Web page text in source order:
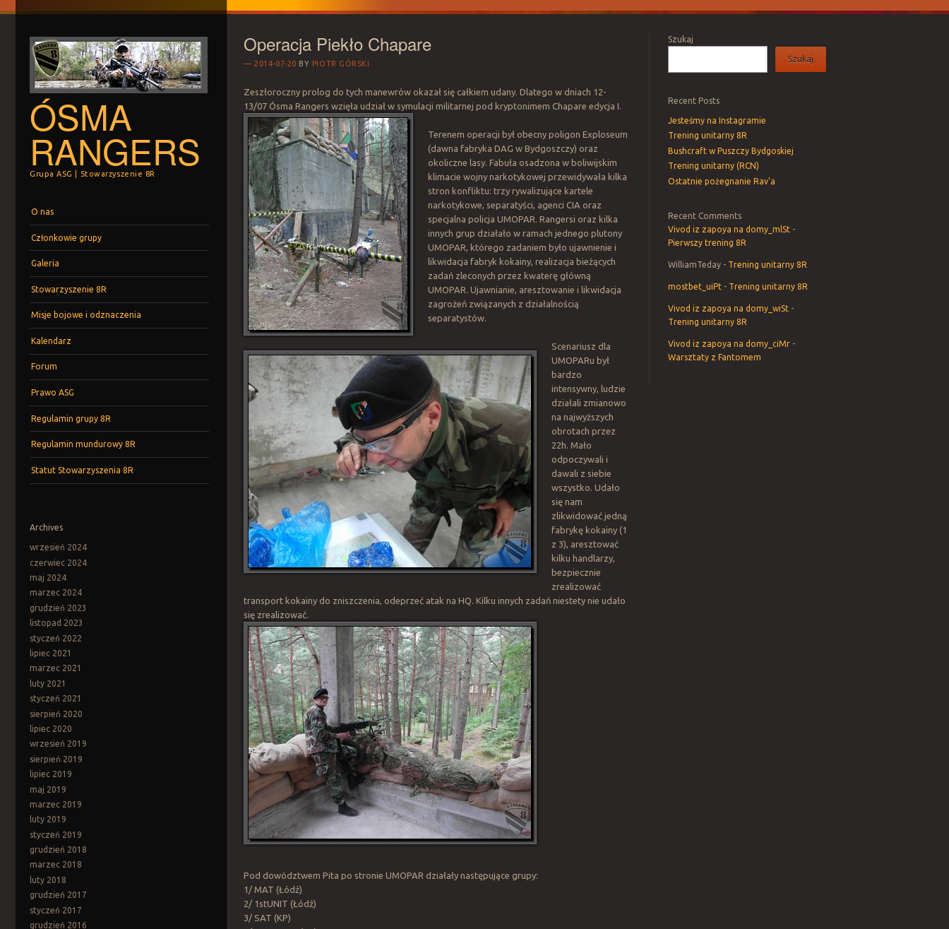
ÓSMA
RANGERS
Grupa ASG | Stowarzyszenie 8R
O nas
Członkowie grupy
Galeria
Stowarzyszenie 8R
Misje bojowe i odznaczenia
Kalendarz
Forum
Prawo ASG
Regulamin grupy 8R
Regulamin mundurowy 8R
Statut Stowarzyszenia 8R
Archives
wrzesień 2024
czerwiec 2024
maj 2024
marzec 2024
grudzień 2023
listopad 2023
styczeń 2022
lipiec 2021
marzec 2021
luty 2021
styczeń 2021
sierpień 2020
lipiec 2020
wrzesień 2019
sierpień 2019
lipiec 2019
maj 2019
marzec 2019
luty 2019
styczeń 2019
grudzień 2018
marzec 2018
luty 2018
grudzień 2017
styczeń 2017
grudzień 2016
Operacja Piekło Chapare
2014-07-20 BY PIOTR GÓRSKI
Zeszłoroczny prolog do tych manewrów okazał się całkiem udany. Dlatego w dniach 12-
13/07 Ósma Rangers wzięła udział w symulacji militarnej pod kryptonimem Chapare edycja I.
Terenem operacji był obecny poligon Exploseum
(dawna fabryka DAG w Bydgoszczy) oraz
okoliczne lasy. Fabuła osadzona w boliwijskim
klimacie wojny narkotykowej przewidywała kilka
stron konfliktu: trzy rywalizujące kartele
narkotykowe, separatyści, agenci CIA oraz
specjalna policja UMOPAR. Rangersi oraz kilka
innych grup działało w ramach jednego plutony
UMOPAR, którego zadaniem było ujawnienie i
likwidacja fabryk kokainy, realizacja bieżących
zadań zleconych przez kwaterę główną
UMOPAR. Ujawnianie, aresztowanie i likwidacja
zagrożeń związanych z działalnością
separatystów.
Scenariusz dla
UMOPARu był
bardzo
intensywny, ludzie
działali zmianowo
na najwyższych
obrotach przez
22h. Mało
odpoczywali i
dawali z siebie
wszystko. Udało
się nam
zlikwidować jedną
fabrykę kokainy (1
z 3), aresztować
kilku handlarzy,
bezpiecznie
zrealizować
transport kokainy do zniszczenia, odeprzeć atak na HQ. Kilku innych zadań niestety nie udało
się zrealizować.
Pod dowództwem Pita po stronie UMOPAR działały następujące grupy:
1/ MAT (Łódź)
2/ 1stUNIT (Łódź)
3/ SAT (KP)
Szukaj
Szukaj
Recent Posts
Jesteśmy na Instagramie
Trening unitarny 8R
Bushcraft w Puszczy Bydgoskiej
Trening unitarny (RCN)
Ostatnie pożegnanie Rav’a
Recent Comments
Vivod iz zapoya na domy_mlSt -
Pierwszy trening 8R
WilliamTeday - Trening unitarny 8R
mostbet_uiPt - Trening unitarny 8R
Vivod iz zapoya na domy_wiSt -
Trening unitarny 8R
Vivod iz zapoya na domy_ciMr -
Warsztaty z Fantomem